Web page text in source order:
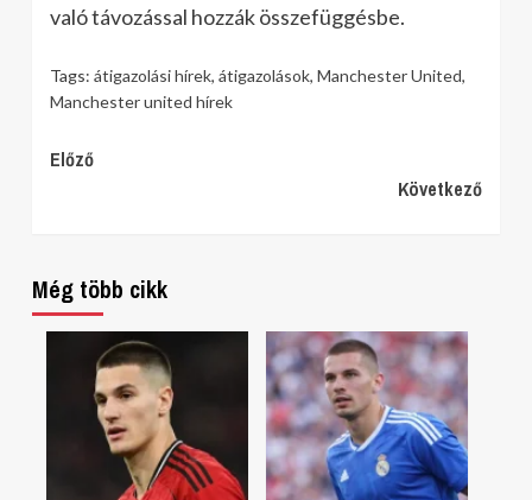
való távozással hozzák összefüggésbe.
Tags: átigazolási hírek, átigazolások, Manchester United,
Manchester united hírek
Continue
Előző
Következő
Még több cikk